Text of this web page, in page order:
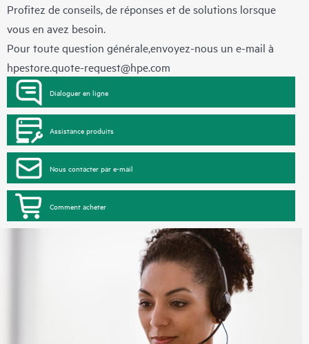
Profitez de conseils, de réponses et de solutions lorsque
vous en avez besoin.
Pour toute question générale,envoyez-nous un e-mail à
hpestore.quote-request@hpe.com
Dialoguer en ligne
Assistance produits
Nous contacter par e-mail
Comment acheter